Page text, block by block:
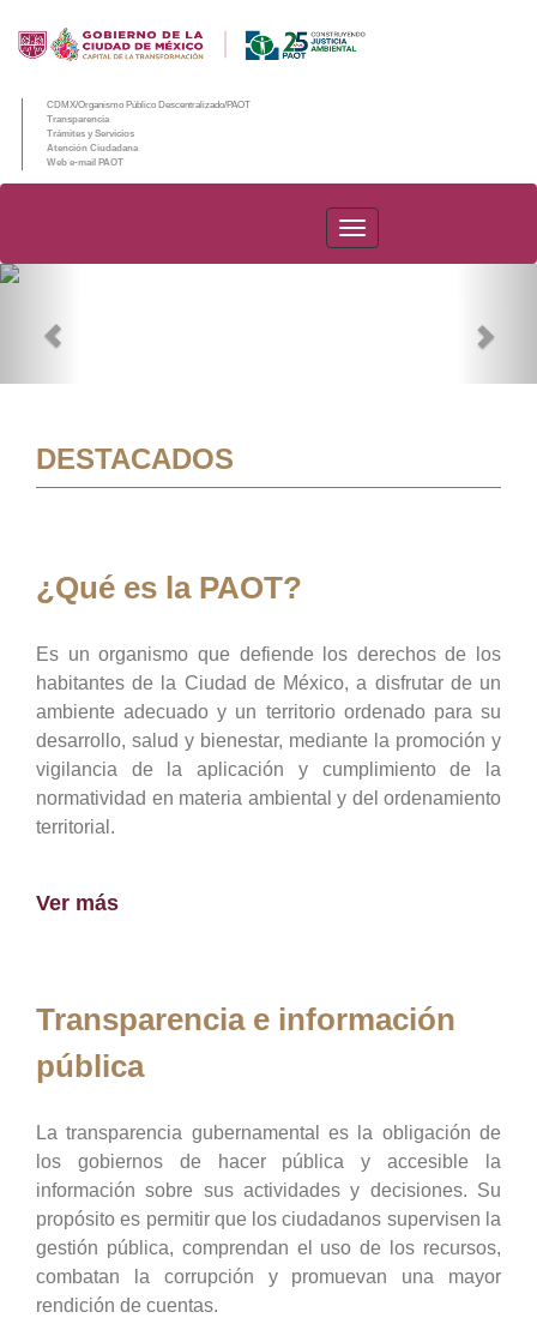
CDMX/Organismo Público Descentralizado/PAOT
Transparencia
Trámites y Servicios
Atención Ciudadana
Web e-mail PAOT
PAOT
DESTACADOS
¿Qué es la PAOT?
Es un organismo que defiende los derechos de los
habitantes de la Ciudad de México, a disfrutar de un
ambiente adecuado y un territorio ordenado para su
desarrollo, salud y bienestar, mediante la promoción y
vigilancia de la aplicación y cumplimiento de la
normatividad en materia ambiental y del ordenamiento
territorial.
Ver más
Transparencia e información
pública
La transparencia gubernamental es la obligación de
los gobiernos de hacer pública y accesible la
información sobre sus actividades y decisiones. Su
propósito es permitir que los ciudadanos supervisen la
gestión pública, comprendan el uso de los recursos,
combatan la corrupción y promuevan una mayor
rendición de cuentas.